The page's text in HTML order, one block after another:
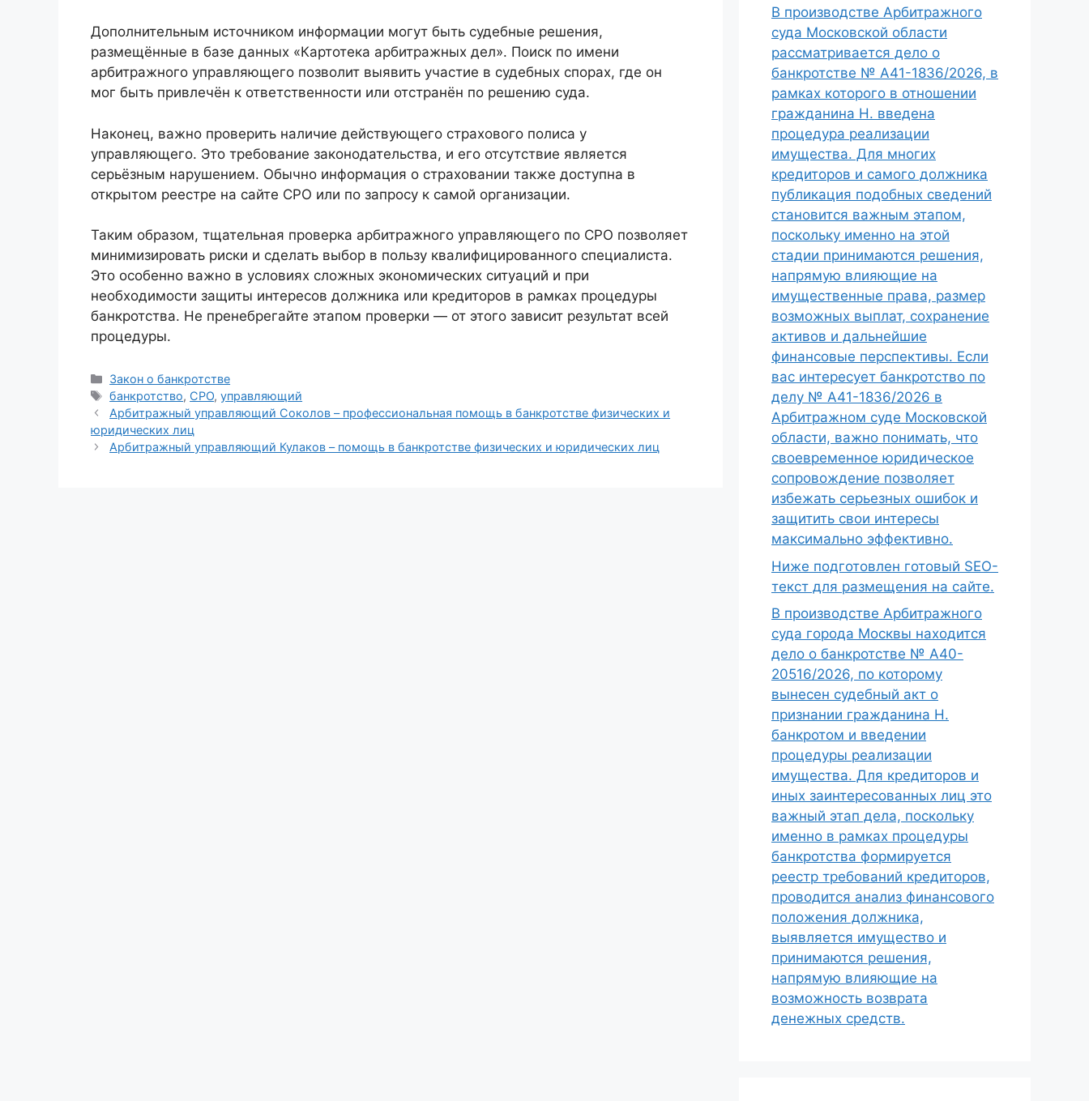
Дополнительным источником информации могут быть судебные решения,
размещённые в базе данных «Картотека арбитражных дел». Поиск по имени
арбитражного управляющего позволит выявить участие в судебных спорах, где он
мог быть привлечён к ответственности или отстранён по решению суда.
Наконец, важно проверить наличие действующего страхового полиса у
управляющего. Это требование законодательства, и его отсутствие является
серьёзным нарушением. Обычно информация о страховании также доступна в
открытом реестре на сайте СРО или по запросу к самой организации.
Таким образом, тщательная проверка арбитражного управляющего по СРО позволяет
минимизировать риски и сделать выбор в пользу квалифицированного специалиста.
Это особенно важно в условиях сложных экономических ситуаций и при
необходимости защиты интересов должника или кредиторов в рамках процедуры
банкротства. Не пренебрегайте этапом проверки — от этого зависит результат всей
процедуры.
Рубрики
Закон о банкротстве
Метки
банкротство, СРО,управляющий
Арбитражный управляющий Соколов – профессиональная помощь в банкротстве физических и
юридических лиц
Арбитражный управляющий Кулаков – помощь в банкротстве физических и юридических лиц
В производстве Арбитражного
суда Московской области
рассматривается дело о
банкротстве № А41-1836/2026, в
рамках которого в отношении
гражданина Н. введена
процедура реализации
имущества. Для многих
кредиторов и самого должника
публикация подобных сведений
становится важным этапом,
поскольку именно на этой
стадии принимаются решения,
напрямую влияющие на
имущественные права, размер
возможных выплат, сохранение
активов и дальнейшие
финансовые перспективы. Если
вас интересует банкротство по
делу № А41-1836/2026 в
Арбитражном суде Московской
области, важно понимать, что
своевременное юридическое
сопровождение позволяет
избежать серьезных ошибок и
защитить свои интересы
максимально эффективно.
Ниже подготовлен готовый SEO-
текст для размещения на сайте.
В производстве Арбитражного
суда города Москвы находится
дело о банкротстве № А40-
20516/2026, по которому
вынесен судебный акт о
признании гражданина Н.
банкротом и введении
процедуры реализации
имущества. Для кредиторов и
иных заинтересованных лиц это
важный этап дела, поскольку
именно в рамках процедуры
банкротства формируется
реестр требований кредиторов,
проводится анализ финансового
положения должника,
выявляется имущество и
принимаются решения,
напрямую влияющие на
возможность возврата
денежных средств.